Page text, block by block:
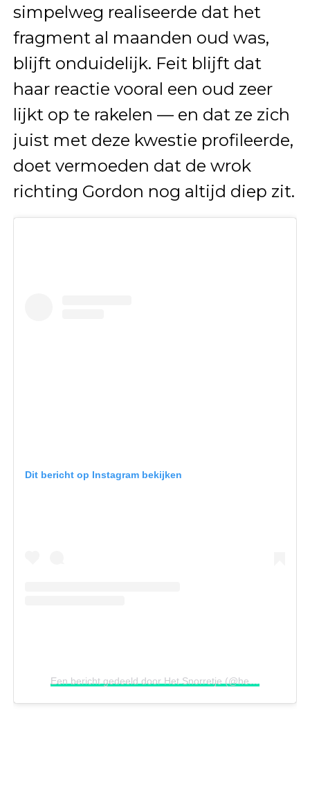
simpelweg realiseerde dat het
fragment al maanden oud was,
blijft onduidelijk. Feit blijft dat
haar reactie vooral een oud zeer
lijkt op te rakelen — en dat ze zich
juist met deze kwestie profileerde,
doet vermoeden dat de wrok
richting Gordon nog altijd diep zit.
Dit bericht op Instagram bekijken